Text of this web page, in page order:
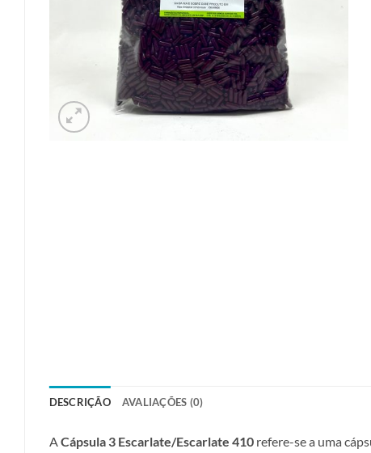
DESCRIÇÃO AVALIAÇÕES (0)
ACápsula 3 Escarlate/Escarlate 410refere-se a uma